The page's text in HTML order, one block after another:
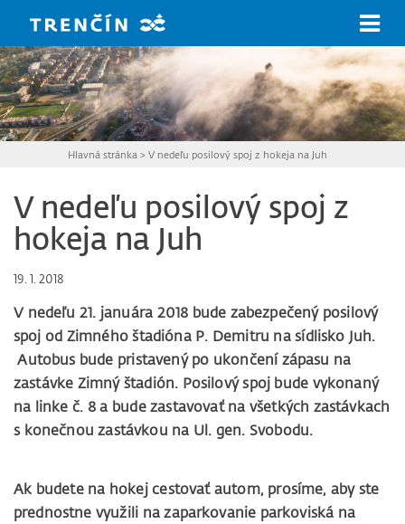
Hlavná stránka > V nedeľu posilový spoj z hokeja na Juh
V nedeľu posilový spoj z
hokeja na Juh
19. 1. 2018
V nedeľu 21. januára 2018 bude zabezpečený posilový
spoj od Zimného štadióna P. Demitru na sídlisko Juh.
Autobus bude pristavený po ukončení zápasu na
zastávke Zimný štadión. Posilový spoj bude vykonaný
na linke č. 8 a bude zastavovať na všetkých zastávkach
s konečnou zastávkou na Ul. gen. Svobodu.
Ak budete na hokej cestovať autom, prosíme, aby ste
prednostne využili na zaparkovanie parkoviská na